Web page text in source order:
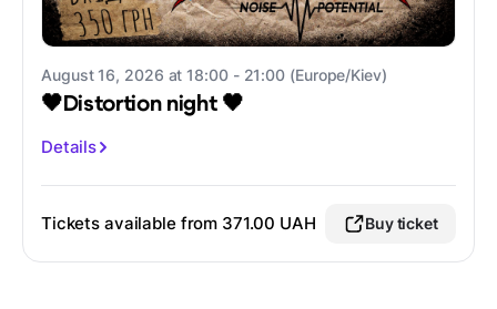
August 16, 2026 at 18:00 - 21:00 (Europe/Kiev)
🖤Distortion night 🖤
Details
Tickets available from 371.00 UAH Buy ticket